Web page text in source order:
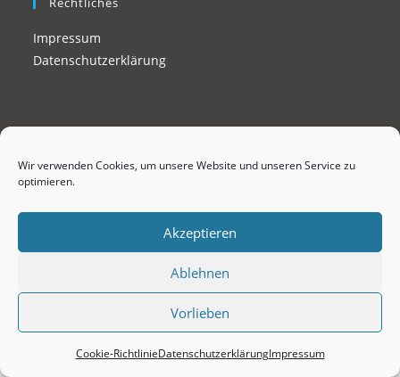
Wir verwenden Cookies, um unsere Website und unseren Service zu
optimieren.
Akzeptieren
Ablehnen
Vorlieben
Cookie-RichtlinieDatenschutzerklärungImpressum
Impressum
Datenschutzerklärung
Kontakt:
Schicke uns eine Nachricht